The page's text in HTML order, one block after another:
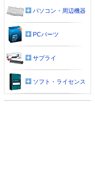
パソコン・周辺機器
PCパーツ
サプライ
ソフト・ライセンス